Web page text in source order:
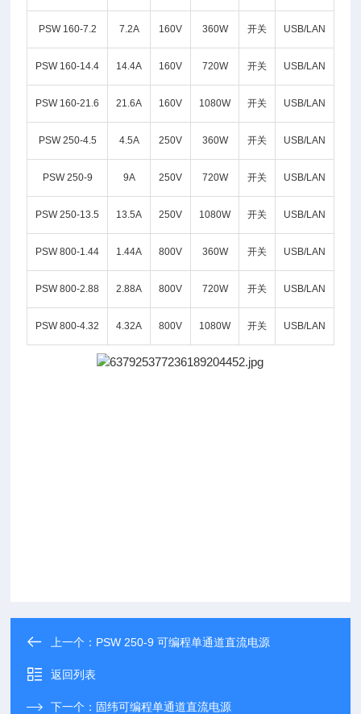
PSW 160-7.2 7.2A 160V 360W 开关 USB/LAN
PSW 160-14.4 14.4A 160V 720W 开关 USB/LAN
PSW 160-21.6 21.6A 160V 1080W 开关 USB/LAN
PSW 250-4.5 4.5A 250V 360W 开关 USB/LAN
PSW 250-9 9A 250V 720W 开关 USB/LAN
PSW 250-13.5 13.5A 250V 1080W 开关 USB/LAN
PSW 800-1.44 1.44A 800V 360W 开关 USB/LAN
PSW 800-2.88 2.88A 800V 720W 开关 USB/LAN
PSW 800-4.32 4.32A 800V 1080W 开关 USB/LAN
上一个： PSW 250-9 可编程单通道直流电源
返回列表
下一个： 固纬可编程单通道直流电源